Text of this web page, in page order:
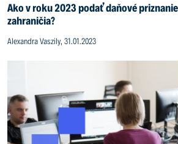
Ako v roku 2023 podať daňové
zahraničia?
Alexandra Vaszily, 31.01.2023